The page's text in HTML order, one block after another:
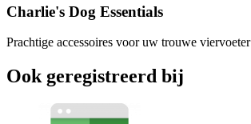
Charlie's Dog Essentials
Prachtige accessoires voor uw trouwe viervoeter
Ook geregistreerd bij